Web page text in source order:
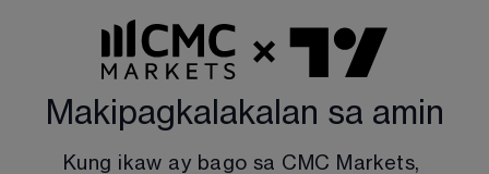
Makipagkalakalan sa amin
Kung ikaw ay bago sa CMC Markets,